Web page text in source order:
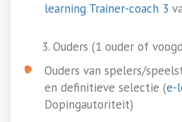
learning Trainer-coach 3
Ouders (1 ouder of
Ouders van spelers/
en definitieve selectie (e-
Dopingautoriteit)